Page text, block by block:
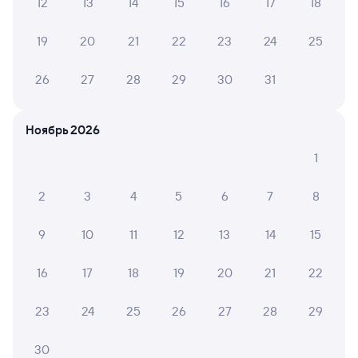
Даже если сейчас нет мест
Искать билеты
Путешественникам нравятся эти варианты
Мини-отель
Hotel&Spa By Avant
Отель
19 20 21 22 23 24 25
26 27 28 29 30 31
Ноябрь 2026
1
2 3 4 5 6 7 8
9 10 11 12 13 14 15
16 17 18 19 20 21 22
23 24 25 26 27 28 29
30